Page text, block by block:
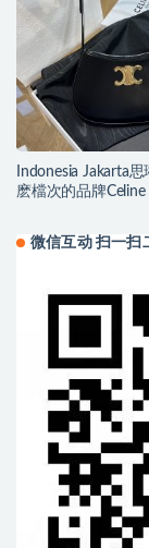
Indonesia Jakarta
麽檔次的品牌Celine
微信互动 扫一扫